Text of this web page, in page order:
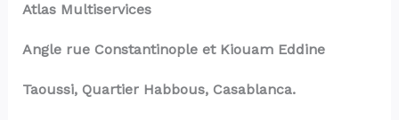
Atlas Multiservices
Angle rue Constantinople et Kiouam Eddine
Taoussi, Quartier Habbous, Casablanca.